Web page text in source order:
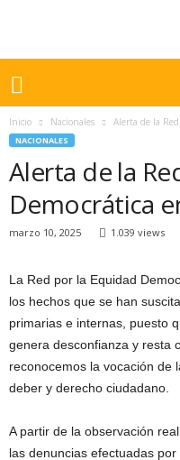
Inicio Nacionales Alerta de la
NACIONALES
Alerta de la
Democrática
marzo 10, 2025 1.039 views
La Red por la Equidad
los hechos que se han
primarias e internas, puesto
genera desconfianza y resta
reconocemos la vocación de
deber y derecho ciudadano.
A partir de la observación
las denuncias efectuadas